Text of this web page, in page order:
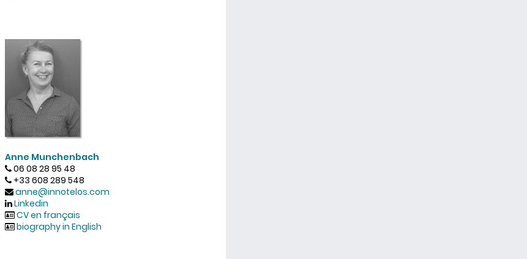
Anne Munchenbach
06 08 28 95 48
+33 608 289 548
anne@innotelos.com
Linkedin
CV en français
biography in English